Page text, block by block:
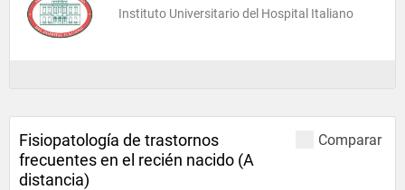
Instituto Universitario del Hospital Italiano
Comparar
Fisiopatología de trastornos
frecuentes en el recién nacido (A
distancia)